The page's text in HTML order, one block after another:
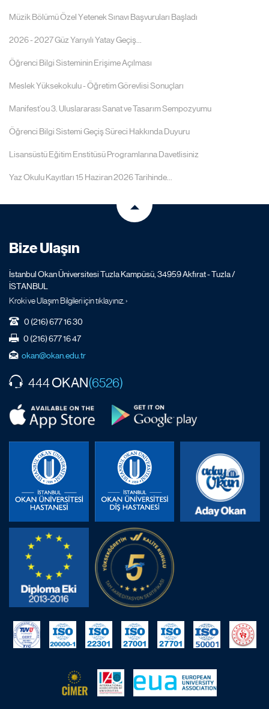
Müzik Bölümü Özel Yetenek Sınavı Başvuruları Başladı
2026 - 2027 Güz Yarıyılı Yatay Geçiş...
Öğrenci Bilgi Sisteminin Erişime Açılması
Meslek Yüksekokulu - Öğretim Görevlisi Sonuçları
Manifest’ou 3. Uluslararası Sanat ve Tasarım Sempozyumu
Öğrenci Bilgi Sistemi Geçiş Süreci Hakkında Duyuru
Lisansüstü Eğitim Enstitüsü Programlarına Davetlisiniz
Yaz Okulu Kayıtları 15 Haziran 2026 Tarihinde...
Bize Ulaşın
İstanbul Okan Üniversitesi Tuzla Kampüsü, 34959 Akfırat - Tuzla /
İSTANBUL
Kroki ve Ulaşım Bilgileri için tıklayınız. ›
0 (216) 677 16 30
0 (216) 677 16 47
okan@okan.edu.tr
444OKAN(6526)